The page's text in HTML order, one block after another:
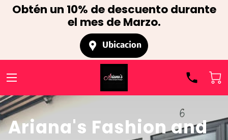
Obtén un 10% de descuento durante
el mes de Marzo.
Ubicacion
Ariana's Fashion and